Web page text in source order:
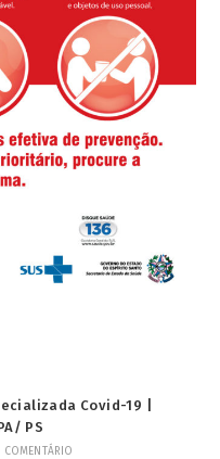
Covid-19 |
PS
COMENTÁRIO